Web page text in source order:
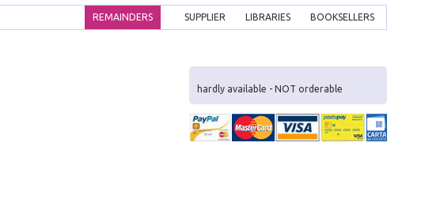
BOOKSELLERS
LIBRARIES
SUPPLIER
REMAINDERS
hardly available - NOT orderable
x
Interessato ai nostri libri?
Allora iscriviti alla nostra newsletter!
Sarai informato delle nostre novità, potrai
comunque cancellarti quando desideri.